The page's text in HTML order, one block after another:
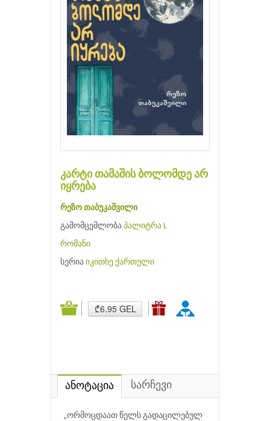
კარტი თამაშის ბოლომდე არ
იყრება
რეზო თაბუკაშვილი
გამომცემლობა პალიტრა L
რომანი
სერია იკითხე ქართული
₾6.95 GEL
ანოტაცია სარჩევი
„ორმოცდაათ წელს გადაცილებულ